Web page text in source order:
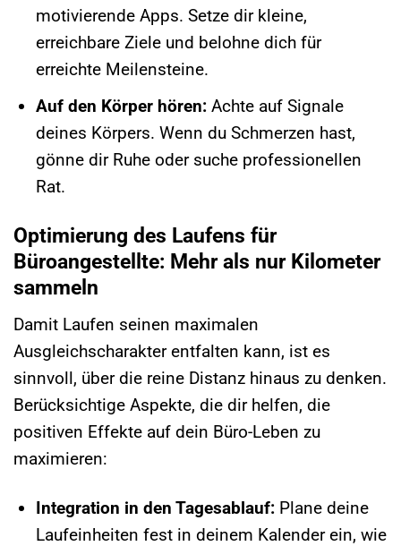
motivierende Apps. Setze dir kleine,
erreichbare Ziele und belohne dich für
erreichte Meilensteine.
Auf den Körper hören:Achte auf Signale
deines Körpers. Wenn du Schmerzen hast,
gönne dir Ruhe oder suche professionellen
Rat.
Optimierung des Laufens für
Büroangestellte: Mehr als nur Kilometer
sammeln
Damit Laufen seinen maximalen
Ausgleichscharakter entfalten kann, ist es
sinnvoll, über die reine Distanz hinaus zu denken.
Berücksichtige Aspekte, die dir helfen, die
positiven Effekte auf dein Büro-Leben zu
maximieren:
Integration in den Tagesablauf:Plane deine
Laufeinheiten fest in deinem Kalender ein, wie